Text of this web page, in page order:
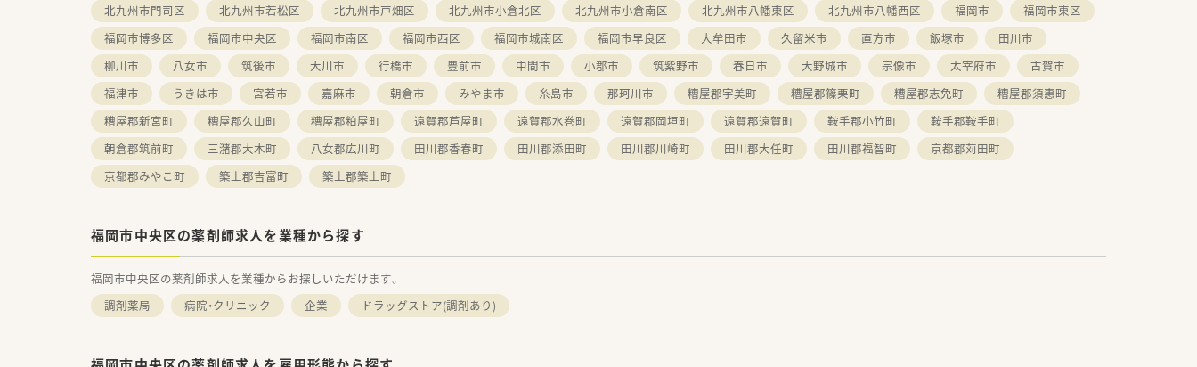
北九州市門司区
北九州市若松区 北九州市戸畑区 北九州市小倉北区 北九州市小倉南区 北九州市八幡東区 北九州市八幡西区 福岡市
福岡市東区
福岡市博多区
福岡市中央区 福岡市南区 福岡市西区 福岡市城南区 福岡市早良区 大牟田市 久留米市 直方市 飯塚市
田川市
柳川市
八女市 筑後市 大川市 行橋市 豊前市 中間市 小郡市 筑紫野市 春日市 大野城市 宗像市 太宰府市
古賀市
福津市
うきは市 宮若市 嘉麻市 朝倉市 みやま市 糸島市 那珂川市 糟屋郡宇美町 糟屋郡篠栗町 糟屋郡志免町
糟屋郡須惠町
糟屋郡新宮町
糟屋郡久山町 糟屋郡粕屋町 遠賀郡芦屋町 遠賀郡水巻町 遠賀郡岡垣町 遠賀郡遠賀町 鞍手郡小竹町
鞍手郡鞍手町
朝倉郡筑前町
三潴郡大木町 八女郡広川町 田川郡香春町 田川郡添田町 田川郡川崎町 田川郡大任町 田川郡福智町
京都郡苅田町
京都郡みやこ町
築上郡吉富町 築上郡築上町
福岡市中央区の薬剤師求人を業種から探す
福岡市中央区の薬剤師求人を業種からお探しいただけます。
調剤薬局
病院・クリニック 企業 ドラッグストア(調剤あり)